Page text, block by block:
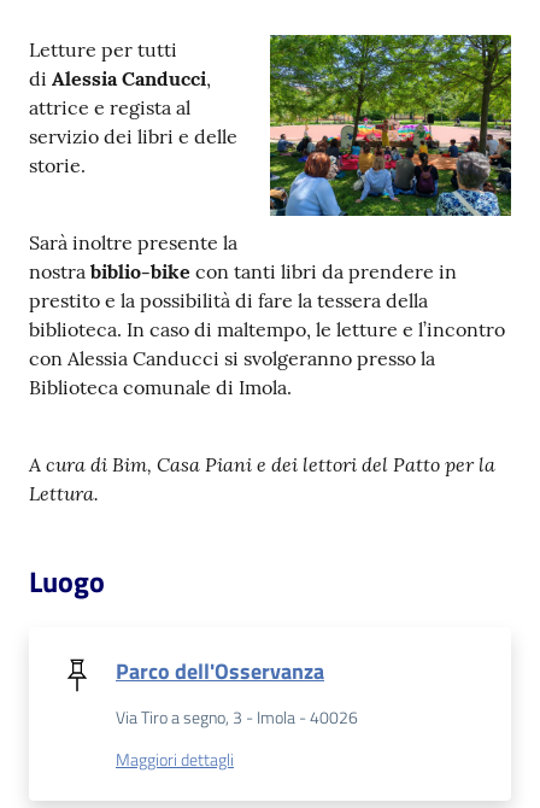
Archivio
storico
Decentrate
per
la
Letture per tutti
di Alessia Canducci,
attrice e regista al
servizio dei libri e delle
storie.
Sarà inoltre presente la
nostra biblio-bike con tanti libri da prendere in
prestito e la possibilità di fare la tessera della
biblioteca. In caso di maltempo, le letture e l’incontro
con Alessia Canducci si svolgeranno presso la
Biblioteca comunale di Imola.
A cura di Bim, Casa Piani e dei lettori del Patto per la
Lettura.
Luogo
Parco dell'Osservanza
Via Tiro a segno, 3 - Imola - 40026
Maggiori dettagli